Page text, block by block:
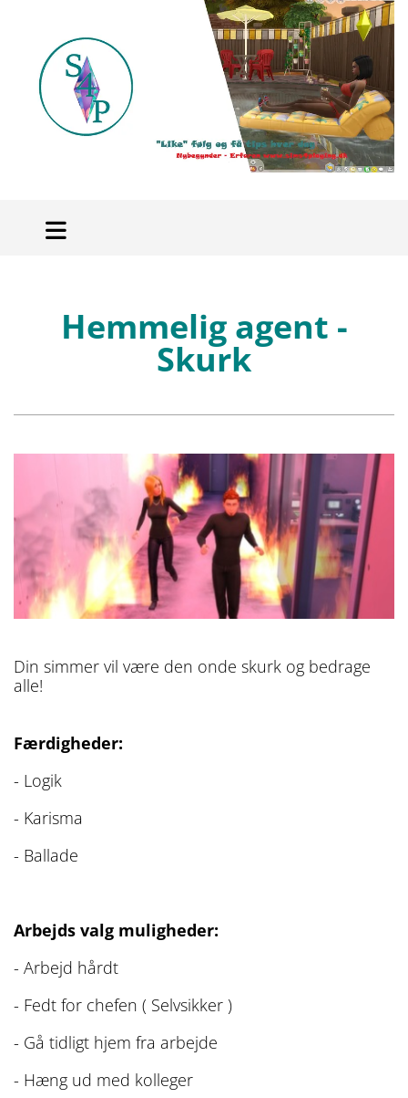
Hemmelig agent -
Skurk
Din simmer vil være den onde skurk og bedrage
alle!
Færdigheder:
- Logik
- Karisma
- Ballade
Arbejds valg muligheder:
- Arbejd hårdt
- Fedt for chefen ( Selvsikker )
- Gå tidligt hjem fra arbejde
- Hæng ud med kolleger